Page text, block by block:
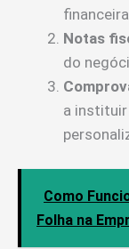
financeira.
Notas
do
a
Como
Folha na